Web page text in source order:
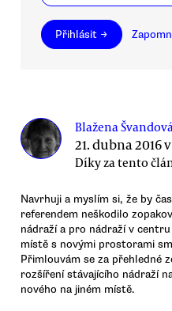
Přihlásit →
Blažena
21. dubna 2016
Díky za tento
Navrhuji a myslím si, že by
referendem neškodilo
nádraží a pro nádraží v
místě s novými prostorami
Přimlouvám se za přehledné
rozšíření stávajícího nádraží
nového na jiném místě.